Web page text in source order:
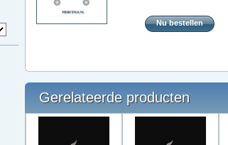
Nu bestellen
Gerelateerde producten